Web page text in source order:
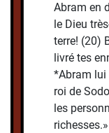
Abram en
le Dieu
terre! (20)
livré tes
*Abram lui
roi de
les